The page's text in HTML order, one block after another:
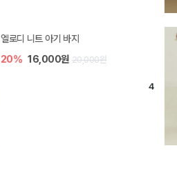
엘로디 니트 아기 바지
20% 16,000원 20,000원